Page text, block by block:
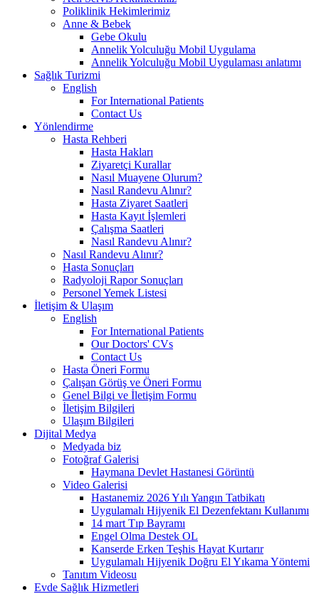
Poliklinik Hekimlerimiz
Anne & Bebek
Gebe Okulu
Annelik Yolculuğu Mobil Uygulama
Annelik Yolculuğu Mobil Uygulaması anlatımı
Sağlık Turizmi
English
For International Patients
Contact Us
Yönlendirme
Hasta Rehberi
Hasta Hakları
Ziyaretçi Kurallar
Nasıl Muayene Olurum?
Nasıl Randevu Alınır?
Hasta Ziyaret Saatleri
Hasta Kayıt İşlemleri
Çalışma Saatleri
Nasıl Randevu Alınır?
Nasıl Randevu Alınır?
Hasta Sonuçları
Radyoloji Rapor Sonuçları
Personel Yemek Listesi
İletişim & Ulaşım
English
For International Patients
Our Doctors' CVs
Contact Us
Hasta Öneri Formu
Çalışan Görüş ve Öneri Formu
Genel Bilgi ve İletişim Formu
İletişim Bilgileri
Ulaşım Bilgileri
Dijital Medya
Medyada biz
Fotoğraf Galerisi
Haymana Devlet Hastanesi Görüntü
Video Galerisi
Hastanemiz 2026 Yılı Yangın Tatbikatı
Uygulamalı Hijyenik El Dezenfektanı Kullanımı
14 mart Tıp Bayramı
Engel Olma Destek OL
Kanserde Erken Teşhis Hayat Kurtarır
Uygulamalı Hijyenik Doğru El Yıkama Yöntemi
Tanıtım Videosu
Evde Sağlık Hizmetleri